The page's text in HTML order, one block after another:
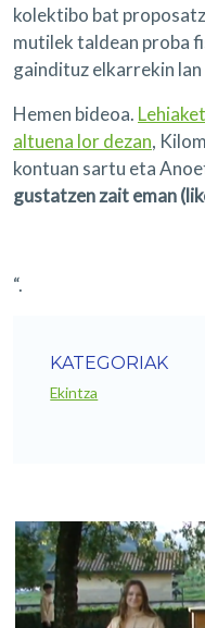
kolektibo bat
mutilek taldean proba
gaindituz elkarrekin
Hemen bideoa.
altuena lor dezan,
kontuan sartu eta
gustatzen zait eman
“.
KATEGORIAK
Ekintza